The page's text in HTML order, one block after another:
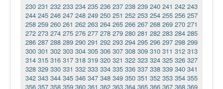
230 231 232 233 234 235 236 237 238 239 240 241 242 243
244 245 246 247 248 249 250 251 252 253 254 255 256 257
258 259 260 261 262 263 264 265 266 267 268 269 270 271
272 273 274 275 276 277 278 279 280 281 282 283 284 285
286 287 288 289 290 291 292 293 294 295 296 297 298 299
300 301 302 303 304 305 306 307 308 309 310 311 312 313
314 315 316 317 318 319 320 321 322 323 324 325 326 327
328 329 330 331 332 333 334 335 336 337 338 339 340 341
342 343 344 345 346 347 348 349 350 351 352 353 354 355
356 357 358 359 360 361 362 363 364 365 366 367 368 369